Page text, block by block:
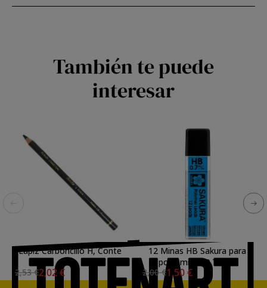
También te puede
interesar
Lapiz Carboncillo H, Conte
2,53 €2,02 €
12 Minas HB Sakura para
portaminas 0.7 mm.
2,00 €1,50 €